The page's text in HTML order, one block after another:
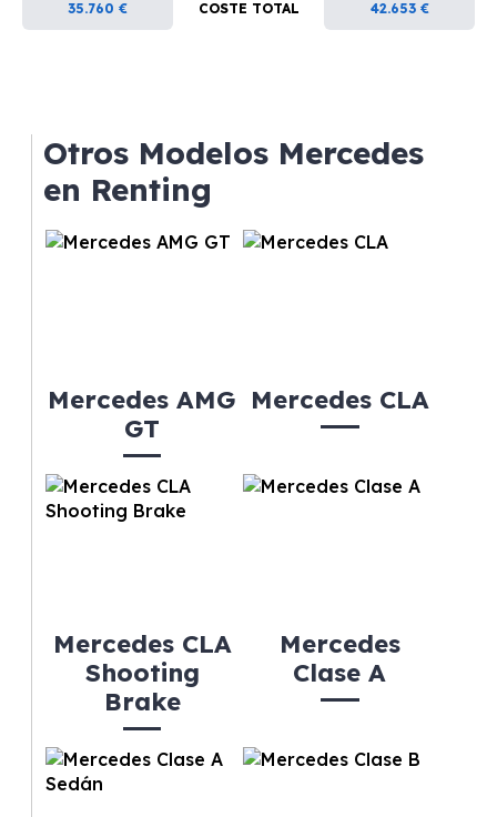
35.760 € COSTE TOTAL 42.653 €
Otros Modelos Mercedes
en Renting
Mercedes AMG
GT
Mercedes CLA
Mercedes CLA
Shooting
Brake
Mercedes
Clase A